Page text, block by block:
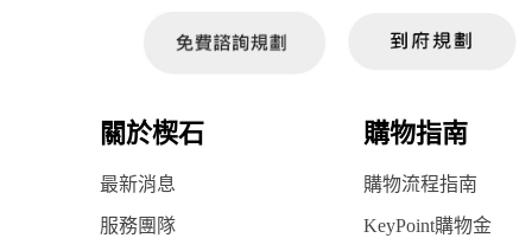
關於楔石 購物指南
最新消息 購物流程指南
服務團隊 KeyPoint購物金